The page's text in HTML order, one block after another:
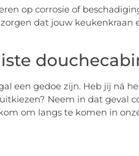
op corrosie of
dat jouw keukenkraan
een gedoe zijn. Heb jij ná
Neem in dat geval
om langs te komen in